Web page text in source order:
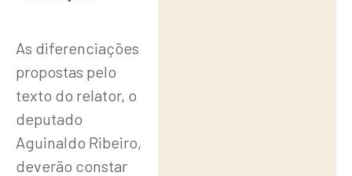
Impacto na
Tributação
de
Combustíveis
e Compras
Públicas
As diferenciações
propostas pelo
texto do relator, o
deputado
Aguinaldo Ribeiro,
deverão constar